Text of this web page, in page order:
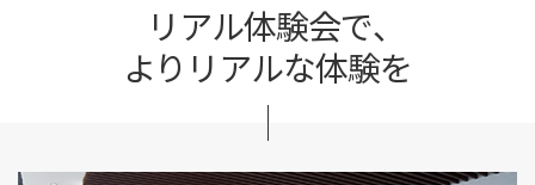
リアル体験会で、
よりリアルな体験を